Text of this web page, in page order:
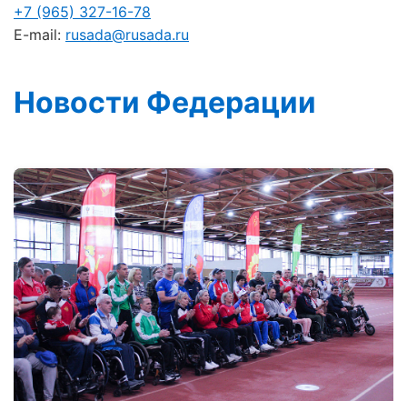
+7 (965) 327-16-78
E-mail: rusada@rusada.ru
Новости Федерации